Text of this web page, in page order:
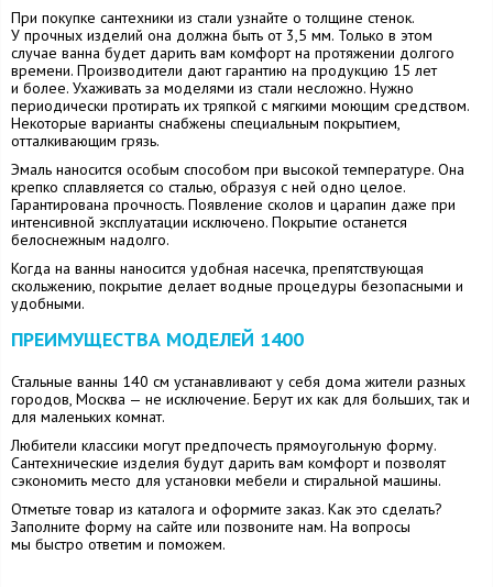
При покупке сантехники из стали узнайте о толщине стенок.
У прочных изделий она должна быть от 3,5 мм. Только в этом
случае ванна будет дарить вам комфорт на протяжении долгого
времени. Производители дают гарантию на продукцию 15 лет
и более. Ухаживать за моделями из стали несложно. Нужно
периодически протирать их тряпкой с мягкими моющим средством.
Некоторые варианты снабжены специальным покрытием,
отталкивающим грязь.
Эмаль наносится особым способом при высокой температуре. Она
крепко сплавляется со сталью, образуя с ней одно целое.
Гарантирована прочность. Появление сколов и царапин даже при
интенсивной эксплуатации исключено. Покрытие останется
белоснежным надолго.
Когда на ванны наносится удобная насечка, препятствующая
скольжению, покрытие делает водные процедуры безопасными и
удобными.
ПРЕИМУЩЕСТВА МОДЕЛЕЙ 1400
Стальные ванны 140 см устанавливают у себя дома жители разных
городов, Москва — не исключение. Берут их как для больших, так и
для маленьких комнат.
Любители классики могут предпочесть прямоугольную форму.
Сантехнические изделия будут дарить вам комфорт и позволят
сэкономить место для установки мебели и стиральной машины.
Отметьте товар из каталога и оформите заказ. Как это сделать?
Заполните форму на сайте или позвоните нам. На вопросы
мы быстро ответим и поможем.